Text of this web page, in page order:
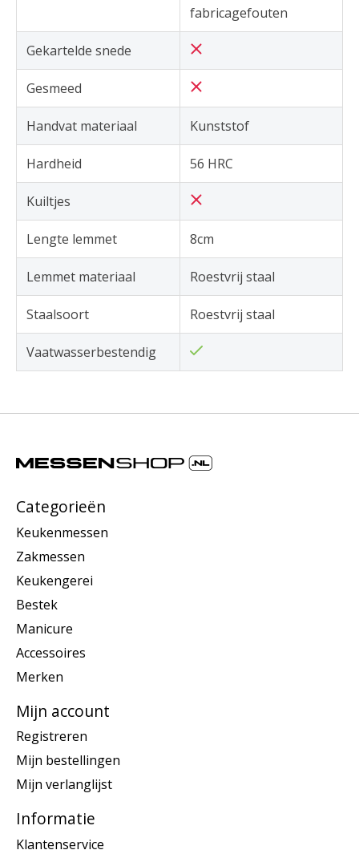
fabricagefouten
Gekartelde snede
Gesmeed
Handvat materiaal Kunststof
Hardheid 56 HRC
Kuiltjes
Lengte lemmet 8cm
Lemmet materiaal Roestvrij staal
Staalsoort Roestvrij staal
Vaatwasserbestendig
Categorieën
Keukenmessen
Zakmessen
Keukengerei
Bestek
Manicure
Accessoires
Merken
Mijn account
Registreren
Mijn bestellingen
Mijn verlanglijst
Informatie
Klantenservice